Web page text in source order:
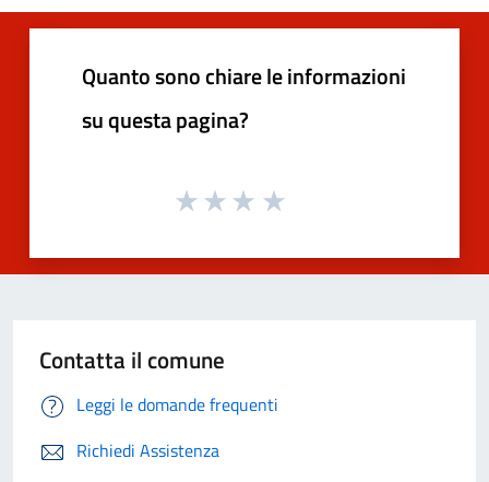
Quanto sono chiare le informazioni
su questa pagina?
Contatta il comune
Leggi le domande frequenti
Richiedi Assistenza